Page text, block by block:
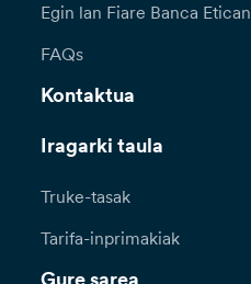
Egin lan Fiare Banca Etican
FAQs
Kontaktua
Iragarki taula
Truke-tasak
Tarifa-inprimakiak